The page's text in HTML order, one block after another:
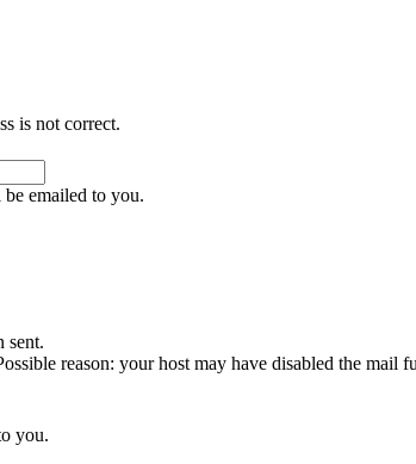
is not correct.
emailed to you.
sent.
reason: your host may have disabled the mail
you.